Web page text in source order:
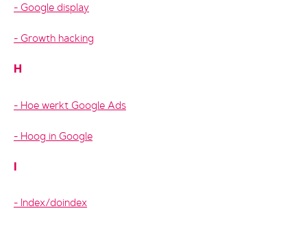
Google display
Growth hacking
H
Hoe werkt Google Ads
Hoog in Google
I
Index/doindex